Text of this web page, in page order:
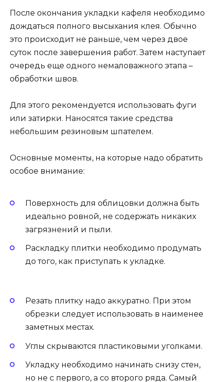
После окончания укладки кафеля необходимо
дождаться полного высыхания клея. Обычно
это происходит не раньше, чем через двое
суток после завершения работ. Затем наступает
очередь еще одного немаловажного этапа –
обработки швов.
Для этого рекомендуется использовать фуги
или затирки. Наносятся такие средства
небольшим резиновым шпателем.
Основные моменты, на которые надо обратить
особое внимание:
Поверхность для облицовки должна быть
идеально ровной, не содержать никаких
загрязнений и пыли.
Раскладку плитки необходимо продумать
до того, как приступать к укладке.
Резать плитку надо аккуратно. При этом
обрезки следует использовать в наименее
заметных местах.
Углы скрываются пластиковыми уголками.
Укладку необходимо начинать снизу стен,
но не с первого, а со второго ряда. Самый